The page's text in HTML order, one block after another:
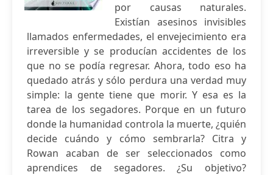
por causas naturales.
Existían asesinos invisibles
llamados enfermedades, el envejecimiento era
irreversible y se producían accidentes de los
que no se podía regresar. Ahora, todo eso ha
quedado atrás y sólo perdura una verdad muy
simple: la gente tiene que morir. Y esa es la
tarea de los segadores. Porque en un futuro
donde la humanidad controla la muerte, ¿quién
decide cuándo y cómo sembrarla? Citra y
Rowan acaban de ser seleccionados como
aprendices de segadores. ¿Su objetivo?